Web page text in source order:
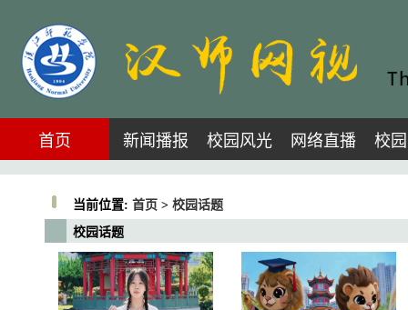
首页 新闻播报 校园风光 网络直播 校
当前位置: 首页 > 校园话题
校园话题